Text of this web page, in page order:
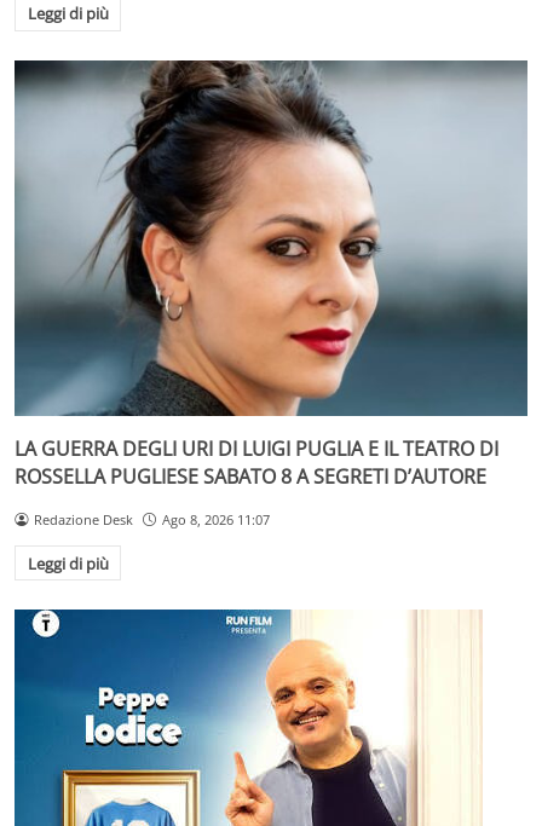
Leggi di più
LA GUERRA DEGLI URI DI LUIGI PUGLIA E IL TEATRO DI
ROSSELLA PUGLIESE SABATO 8 A SEGRETI D’AUTORE
Redazione Desk Ago 8, 2026 11:07
Leggi di più